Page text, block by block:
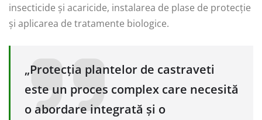
insecticide și acaricide, instalarea de plase de protecție
și aplicarea de tratamente biologice.
„Protecția plantelor de castraveti
este un proces complex care necesită
o abordare integrată și o